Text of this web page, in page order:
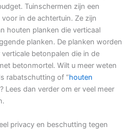
Tuinschermen zijn een
in de achtertuin. Ze zijn
houten planken die verticaal
planken. De planken worden
betonpalen die in de
betonmortel. Wilt u meer weten
rabatschutting of “houten
Lees dan verder om er veel meer
privacy en beschutting tegen